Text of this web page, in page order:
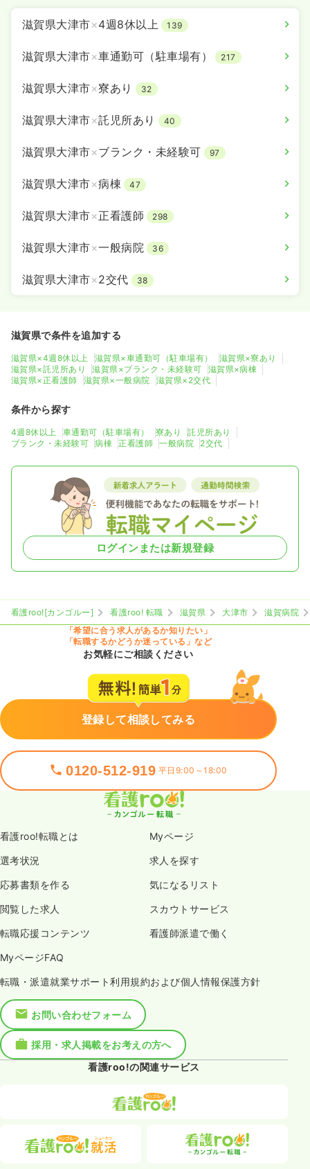
滋賀県大津市×4週8休以上 139
滋賀県大津市×車通勤可（駐車場有） 217
滋賀県大津市×寮あり 32
滋賀県大津市×託児所あり 40
滋賀県大津市×ブランク・未経験可 97
滋賀県大津市×病棟 47
滋賀県大津市×正看護師 298
滋賀県大津市×一般病院 36
滋賀県大津市×2交代 38
滋賀県で条件を追加する
滋賀県×4週8休以上 滋賀県×車通勤可（駐車場有）
滋賀県×寮あり
滋賀県×託児所あり
滋賀県×ブランク・未経験可
滋賀県×病棟
滋賀県×正看護師
滋賀県×一般病院 滋賀県×2交代
条件から探す
4週8休以上 車通勤可（駐車場有） 寮あり
託児所あり
ブランク・未経験可
病棟 正看護師 一般病院 2交代
ログインまたは新規登録
看護roo![カンゴルー] 看護roo! 転職 滋賀県 大津市
滋賀病院
「希望に合う求人があるか知りたい」
「転職するかどうか迷っている」など
お気軽にご相談ください
登録して相談してみる
0120-512-919 平日9:00～18:00
看護roo!転職とは Myページ
選考状況 求人を探す
応募書類を作る 気になるリスト
閲覧した求人 スカウトサービス
転職応援コンテンツ 看護師派遣で働く
MyページFAQ
転職・派遣就業サポート利用規約および個人情報保護方針
お問い合わせフォーム
採用・求人掲載をお考えの方へ
看護roo!の関連サービス